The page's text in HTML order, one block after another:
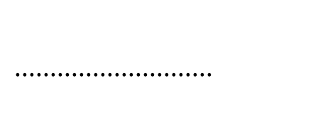
............................